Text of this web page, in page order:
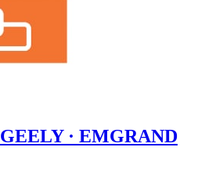
GEELY · EMGRAND